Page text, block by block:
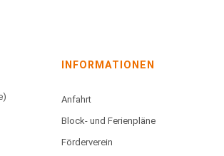
INFORMATIONEN
Anfahrt
Block- und Ferienpläne
Förderverein